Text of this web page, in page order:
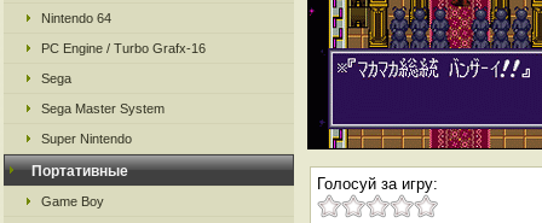
Nintendo 64
PC Engine / Turbo Grafx-16
Sega
Sega Master System
Super Nintendo
Портативные
Game Boy
Голосуй за игру: